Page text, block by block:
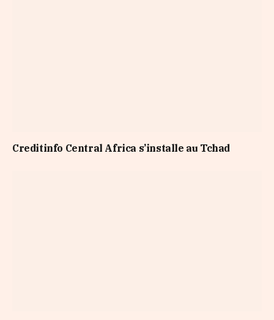
Creditinfo Central Africa s’installe au Tchad